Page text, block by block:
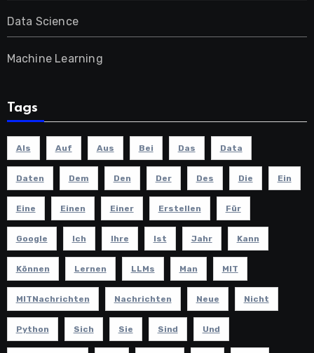
Data Science
Machine Learning
Tags
Als Auf Aus Bei Das Data
Daten Dem Den Der Des Die Ein
Eine Einen Einer Erstellen Für
Google Ich Ihre Ist Jahr Kann
Können Lernen LLMs Man MIT
MITNachrichten Nachrichten Neue Nicht
Python Sich Sie Sind Und